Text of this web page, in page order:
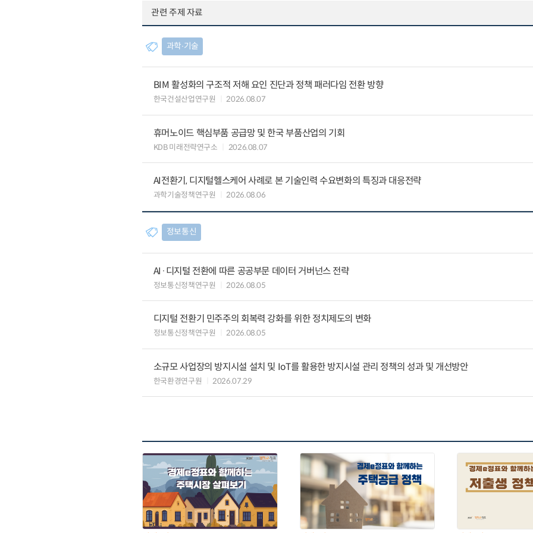
관련 주제 자료
과학∙기술
BIM 활성화의 구조적 저해 요인 진단과 정책 패러다임 전환 방향
한국건설산업연구원 2026.08.07
휴머노이드 핵심부품 공급망 및 한국 부품산업의 기회
KDB 미래전략연구소 2026.08.07
AI전환기, 디지털헬스케어 사례로 본 기술인력 수요변화의 특징과 대응전략
과학기술정책연구원 2026.08.06
정보통신
AI·디지털 전환에 따른 공공부문 데이터 거버넌스 전략
정보통신정책연구원 2026.08.05
디지털 전환기 민주주의 회복력 강화를 위한 정치제도의 변화
정보통신정책연구원 2026.08.05
소규모 사업장의 방지시설 설치 및 IoT를 활용한 방지시설 관리 정책의 성과 및 개선방안
한국환경연구원 2026.07.29